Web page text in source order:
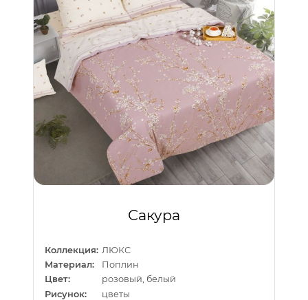
Сакура
Коллекция: ЛЮКС
Материал:
Поплин
Цвет:
розовый, белый
Рисунок:
цветы